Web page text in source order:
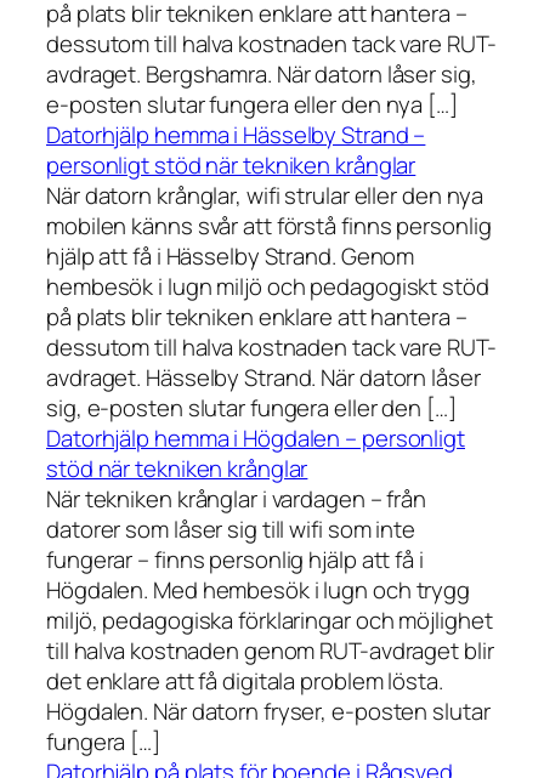
på plats blir tekniken enklare att hantera –
dessutom till halva kostnaden tack vare RUT-
avdraget. Bergshamra. När datorn låser sig,
e-posten slutar fungera eller den nya […]
Datorhjälp hemma i Hässelby Strand –
personligt stöd när tekniken krånglar
När datorn krånglar, wifi strular eller den nya
mobilen känns svår att förstå finns personlig
hjälp att få i Hässelby Strand. Genom
hembesök i lugn miljö och pedagogiskt stöd
på plats blir tekniken enklare att hantera –
dessutom till halva kostnaden tack vare RUT-
avdraget. Hässelby Strand. När datorn låser
sig, e-posten slutar fungera eller den […]
Datorhjälp hemma i Högdalen – personligt
stöd när tekniken krånglar
När tekniken krånglar i vardagen – från
datorer som låser sig till wifi som inte
fungerar – finns personlig hjälp att få i
Högdalen. Med hembesök i lugn och trygg
miljö, pedagogiska förklaringar och möjlighet
till halva kostnaden genom RUT-avdraget blir
det enklare att få digitala problem lösta.
Högdalen. När datorn fryser, e-posten slutar
fungera […]